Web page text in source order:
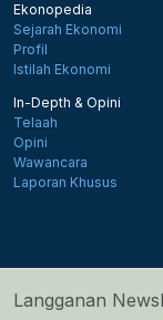
Ekonopedia
Sejarah Ekonomi
Profil
Istilah Ekonomi
In-Depth & Opini
Telaah
Opini
Wawancara
Laporan Khusus
Langganan